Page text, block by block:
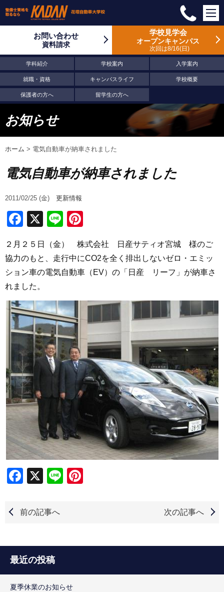
お問い合わせ
資料請求
学校見学会
オープンキャンパス
次回は8/16 日
学科紹介 学校案内 入学案内
就職・資格 キャンパスライフ 学校概要
保護者の方へ 留学生の方へ
お知らせ
ホーム > 電気自動車が納車されました
電気自動車が納車されました
2011/02/25 (金) 更新情報
Facebook
X Line
２月２５日（金） 株式会社 日産サティオ宮城 様のご
協力のもと、走行中にCO2を全く排出しないゼロ・エミッ
ション車の電気自動車（EV）の「日産 リーフ」が納車さ
れました。
Facebook
X Line
前の記事へ 次の記事へ
最近の投稿
夏季休業のお知らせ